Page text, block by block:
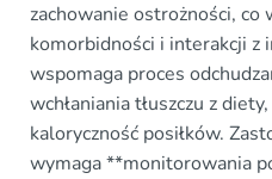
zachowanie ostrożności, co
komorbidności i interakcji
wspomaga proces
wchłaniania tłuszczu z
kaloryczność posiłków.
wymaga **monitorowania